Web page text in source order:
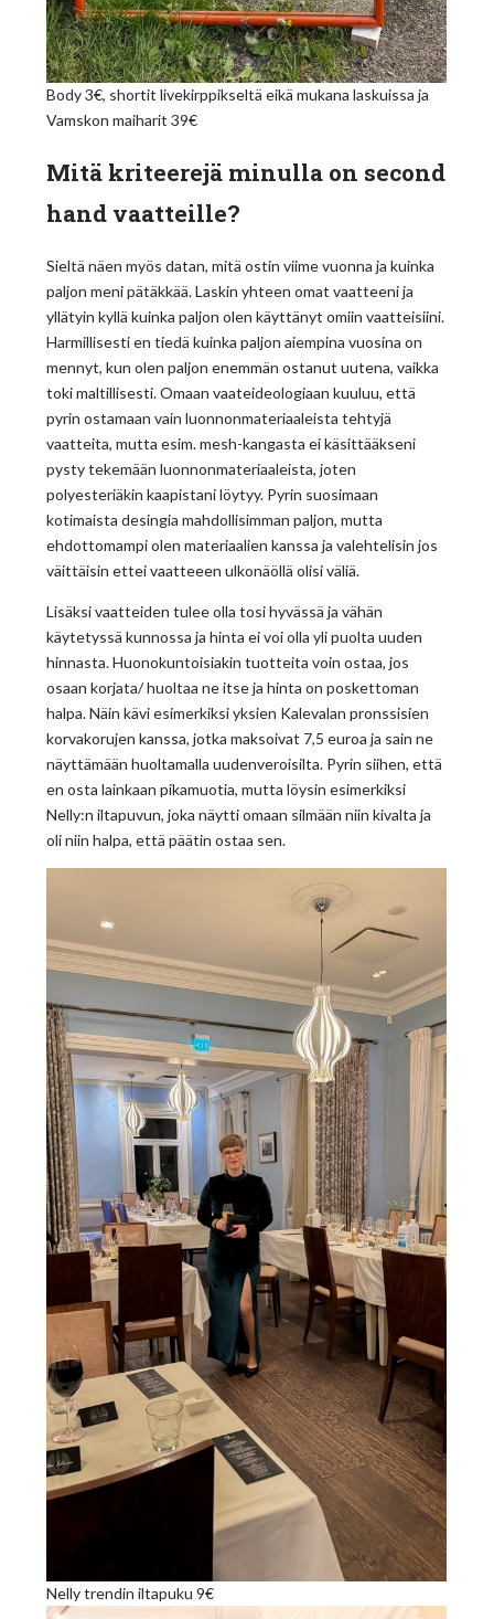
Body 3€, shortit livekirppikseltä eikä mukana laskuissa ja
Vamskon maiharit 39€
Mitä kriteerejä minulla on second
hand vaatteille?
Sieltä näen myös datan, mitä ostin viime vuonna ja kuinka
paljon meni pätäkkää. Laskin yhteen omat vaatteeni ja
yllätyin kyllä kuinka paljon olen käyttänyt omiin vaatteisiini.
Harmillisesti en tiedä kuinka paljon aiempina vuosina on
mennyt, kun olen paljon enemmän ostanut uutena, vaikka
toki maltillisesti. Omaan vaateideologiaan kuuluu, että
pyrin ostamaan vain luonnonmateriaaleista tehtyjä
vaatteita, mutta esim. mesh-kangasta ei käsittääkseni
pysty tekemään luonnonmateriaaleista, joten
polyesteriäkin kaapistani löytyy. Pyrin suosimaan
kotimaista desingia mahdollisimman paljon, mutta
ehdottomampi olen materiaalien kanssa ja valehtelisin jos
väittäisin ettei vaatteeen ulkonäöllä olisi väliä.
Lisäksi vaatteiden tulee olla tosi hyvässä ja vähän
käytetyssä kunnossa ja hinta ei voi olla yli puolta uuden
hinnasta. Huonokuntoisiakin tuotteita voin ostaa, jos
osaan korjata/ huoltaa ne itse ja hinta on poskettoman
halpa. Näin kävi esimerkiksi yksien Kalevalan pronssisien
korvakorujen kanssa, jotka maksoivat 7,5 euroa ja sain ne
näyttämään huoltamalla uudenveroisilta. Pyrin siihen, että
en osta lainkaan pikamuotia, mutta löysin esimerkiksi
Nelly:n iltapuvun, joka näytti omaan silmään niin kivalta ja
oli niin halpa, että päätin ostaa sen.
Nelly trendin iltapuku 9€